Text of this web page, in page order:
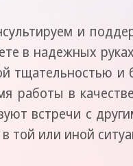
и
в надежных
тщательностью и
работы в
встречи с
той или иной